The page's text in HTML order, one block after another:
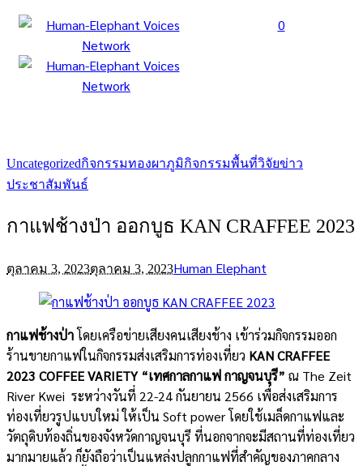
0
Uncategorizedกิจกรรมทองผาภูมิกิจกรรมพื้นที่วิจัยข่าว
ประชาสัมพันธ์
กาแฟช้างป่า ออกบูธ KAN CRAFFEE 2023
ตุลาคม 3, 2023ตุลาคม 3, 2023Human Elephant
กาแฟช้างป่าโดยเครือข่ายเสียงคนเสียงช้าง เข้าร่วมกิจกรรมออก
ร้านขายกาแฟในกิจกรรมส่งเสริมการท่องเที่ยว KAN CRAFFEE
2023 COFFEE VARIETY “เทศกาลกาแฟ กาญจนบุรี” ณ The Zeit
River Kwei ระหว่างวันที่ 22-24 กันยายน 2566 เพื่อส่งเสริมการ
ท่องเที่ยวรูปแบบใหม่ ให้เป็น Soft power โดยใช้เมล็ดกาแฟและ
วัตถุดิบท้องถิ่นของจังหวัดกาญจนบุรี ที่นอกจากจะมีสถานที่ท่องเที่ยว
มากมายแล้ว ก็ยังถือว่าเป็นแหล่งปลูกกาแฟที่สำคัญของภาคกลาง